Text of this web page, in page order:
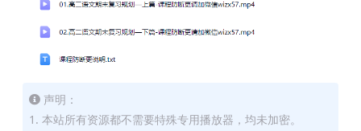
声明：
1. 本站所有资源都不需要特殊专用播放器，均未加密。